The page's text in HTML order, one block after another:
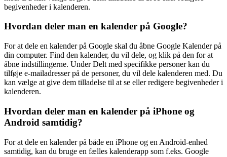
begivenheder i kalenderen.
Hvordan deler man en kalender på Google?
For at dele en kalender på Google skal du åbne Google Kalender på
din computer. Find den kalender, du vil dele, og klik på den for at
åbne indstillingerne. Under Delt med specifikke personer kan du
tilføje e-mailadresser på de personer, du vil dele kalenderen med. Du
kan vælge at give dem tilladelse til at se eller redigere begivenheder i
kalenderen.
Hvordan deler man en kalender på iPhone og
Android samtidig?
For at dele en kalender på både en iPhone og en Android-enhed
samtidig, kan du bruge en fælles kalenderapp som f.eks. Google